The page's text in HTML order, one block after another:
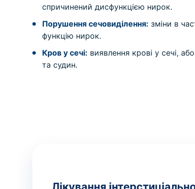
спричинений дисфункцією нирок.
Порушення сечовиділення: зміни в
функцію нирок.
Кров у сечі: виявлення крові у сечі,
та судин.